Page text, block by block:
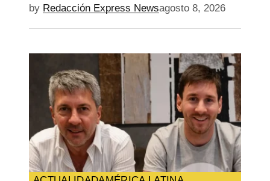
by Redacción Express Newsagosto 8, 2026